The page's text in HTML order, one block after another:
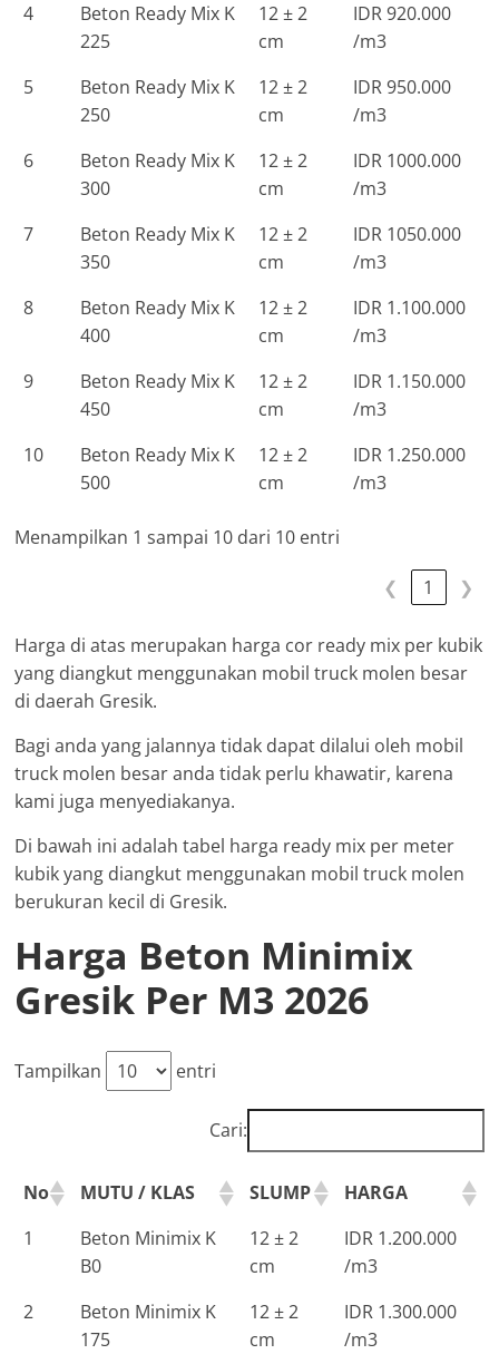
4
Beton Ready Mix K
225
12 ± 2
cm
IDR 920.000
/m3
5
Beton Ready Mix K
250
12 ± 2
cm
IDR 950.000
/m3
6
Beton Ready Mix K
300
12 ± 2
cm
IDR 1000.000
/m3
7
Beton Ready Mix K
350
12 ± 2
cm
IDR 1050.000
/m3
8
Beton Ready Mix K
400
12 ± 2
cm
IDR 1.100.000
/m3
9
Beton Ready Mix K
450
12 ± 2
cm
IDR 1.150.000
/m3
10
Beton Ready Mix K
500
12 ± 2
cm
IDR 1.250.000
/m3
Menampilkan 1 sampai 10 dari 10 entri
❮ 1 ❯
Harga di atas merupakan harga cor ready mix per kubik
yang diangkut menggunakan mobil truck molen besar
di daerah Gresik.
Bagi anda yang jalannya tidak dapat dilalui oleh mobil
truck molen besar anda tidak perlu khawatir, karena
kami juga menyediakanya.
Di bawah ini adalah tabel harga ready mix per meter
kubik yang diangkut menggunakan mobil truck molen
berukuran kecil di Gresik.
Harga Beton Minimix
Gresik Per M3 2026
Tampilkan entri
Cari:
No MUTU / KLAS SLUMP
HARGA
1
Beton Minimix K
B0
12 ± 2
cm
IDR 1.200.000
/m3
2
Beton Minimix K
175
12 ± 2
cm
IDR 1.300.000
/m3